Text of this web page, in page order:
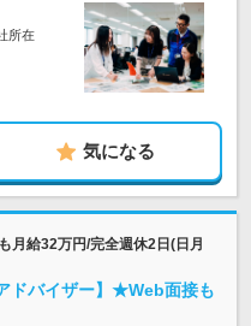
所在
気になる
月給32万円/完全週休2日(日月
ドバイザー】★Web面接も